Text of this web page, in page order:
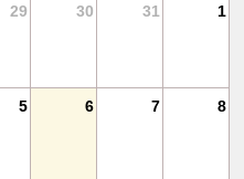
29 30 31 1
5 6 7 8